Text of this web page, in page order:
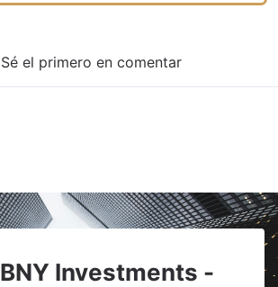
Sé el primero en comentar
Adjuntar imagen Comentar
BNY Investments -